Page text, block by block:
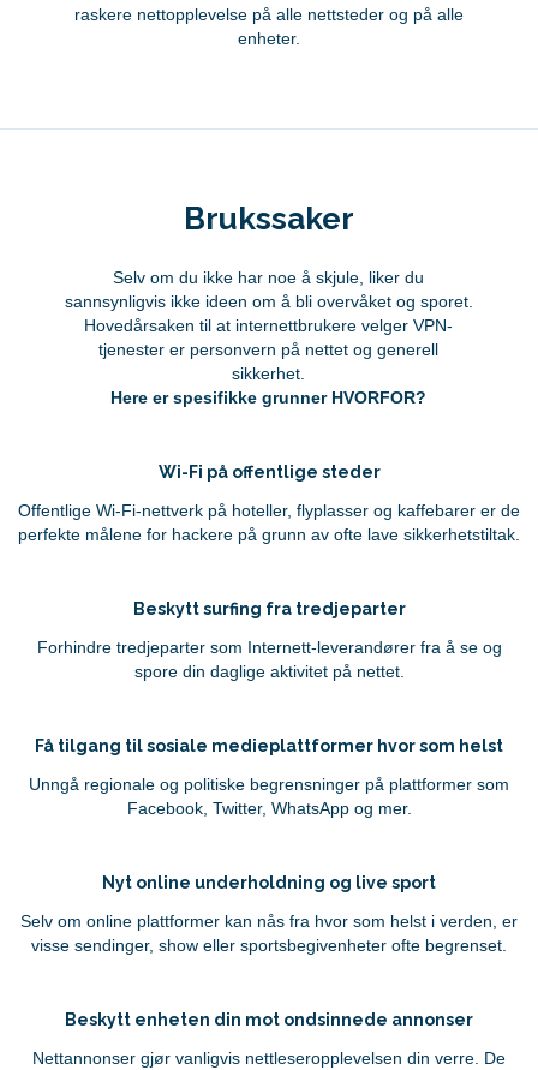
raskere nettopplevelse på alle nettsteder og på alle
enheter.
Brukssaker
Selv om du ikke har noe å skjule, liker du
sannsynligvis ikke ideen om å bli overvåket og sporet.
Hovedårsaken til at internettbrukere velger VPN-
tjenester er personvern på nettet og generell
sikkerhet.
Here er spesifikke grunner HVORFOR?
Wi-Fi på offentlige steder
Offentlige Wi-Fi-nettverk på hoteller, flyplasser og kaffebarer er de
perfekte målene for hackere på grunn av ofte lave sikkerhetstiltak.
Beskytt surfing fra tredjeparter
Forhindre tredjeparter som Internett-leverandører fra å se og
spore din daglige aktivitet på nettet.
Få tilgang til sosiale medieplattformer hvor som helst
Unngå regionale og politiske begrensninger på plattformer som
Facebook, Twitter, WhatsApp og mer.
Nyt online underholdning og live sport
Selv om online plattformer kan nås fra hvor som helst i verden, er
visse sendinger, show eller sportsbegivenheter ofte begrenset.
Beskytt enheten din mot ondsinnede annonser
Nettannonser gjør vanligvis nettleseropplevelsen din verre. De